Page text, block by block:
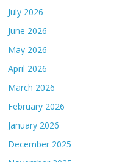
July 2026
June 2026
May 2026
April 2026
March 2026
February 2026
January 2026
December 2025